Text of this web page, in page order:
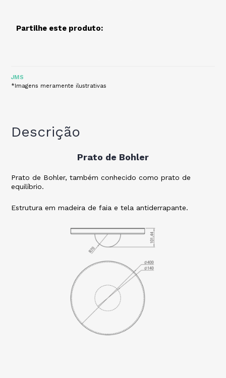
Partilhe este produto:
JMS
*Imagens meramente ilustrativas
Descrição
Prato de Bohler
Prato de Bohler, também conhecido como prato de
equilíbrio.
Estrutura em madeira de faia e tela antiderrapante.